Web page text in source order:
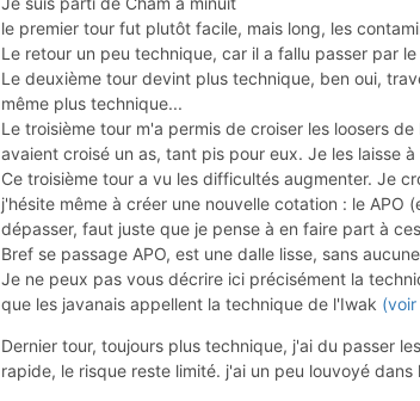
le premier tour fut plutôt facile, mais long, les
Le retour un peu technique, car il a fallu passer par le
Le deuxième tour devint plus technique, ben oui,
même plus technique...
Le troisième tour m'a permis de croiser les loosers
avaient croisé un as, tant pis pour eux. Je les laisse
Ce troisième tour a vu les difficultés augmenter. Je
j'hésite même à créer une nouvelle cotation : le
dépasser, faut juste que je pense à en faire part à
Bref se passage APO, est une dalle lisse, sans
Je ne peux pas vous décrire ici précisément la
que les javanais appellent la technique de l'Iwak
Dernier tour, toujours plus technique, j'ai du passer
rapide, le risque reste limité. j'ai un peu louvoyé